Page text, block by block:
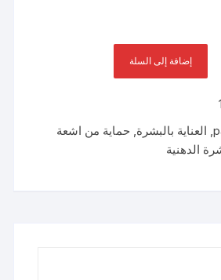
إضافة إلى السلة
, العناية بالبشرة, حماية من اشعة
الدهنية